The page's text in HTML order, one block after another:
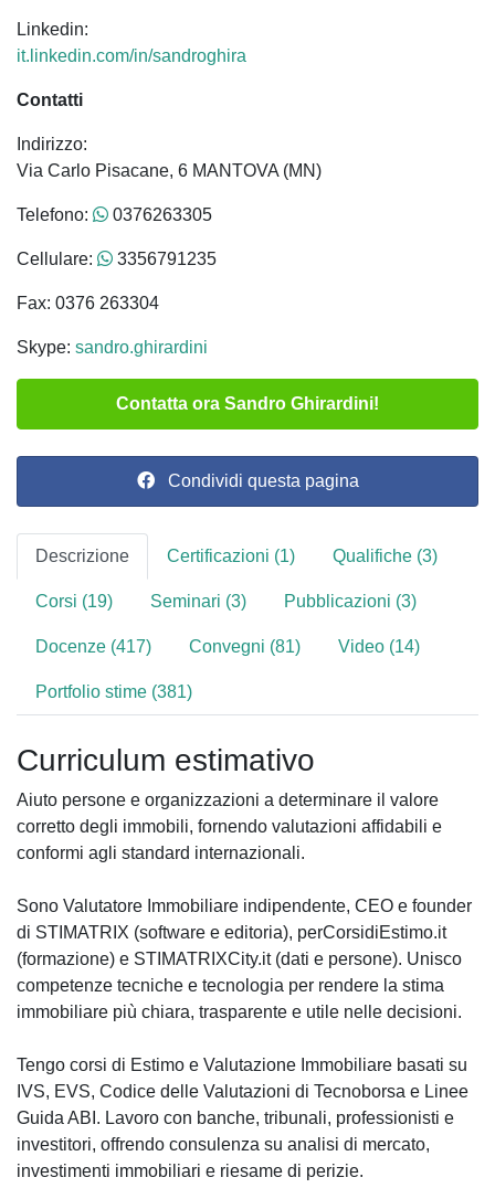
Linkedin:
it.linkedin.com/in/sandroghira
Contatti
Indirizzo:
Via Carlo Pisacane, 6 MANTOVA (MN)
Telefono: 0376263305
Cellulare: 3356791235
Fax: 0376 263304
Skype: sandro.ghirardini
Contatta ora Sandro Ghirardini!
Condividi questa pagina
Descrizione Certificazioni (1) Qualifiche (3)
Corsi (19) Seminari (3) Pubblicazioni (3)
Docenze (417) Convegni (81) Video (14)
Portfolio stime (381)
Curriculum estimativo
Aiuto persone e organizzazioni a determinare il valore
corretto degli immobili, fornendo valutazioni affidabili e
conformi agli standard internazionali.
Sono Valutatore Immobiliare indipendente, CEO e founder
di STIMATRIX (software e editoria), perCorsidiEstimo.it
(formazione) e STIMATRIXCity.it (dati e persone). Unisco
competenze tecniche e tecnologia per rendere la stima
immobiliare più chiara, trasparente e utile nelle decisioni.
Tengo corsi di Estimo e Valutazione Immobiliare basati su
IVS, EVS, Codice delle Valutazioni di Tecnoborsa e Linee
Guida ABI. Lavoro con banche, tribunali, professionisti e
investitori, offrendo consulenza su analisi di mercato,
investimenti immobiliari e riesame di perizie.